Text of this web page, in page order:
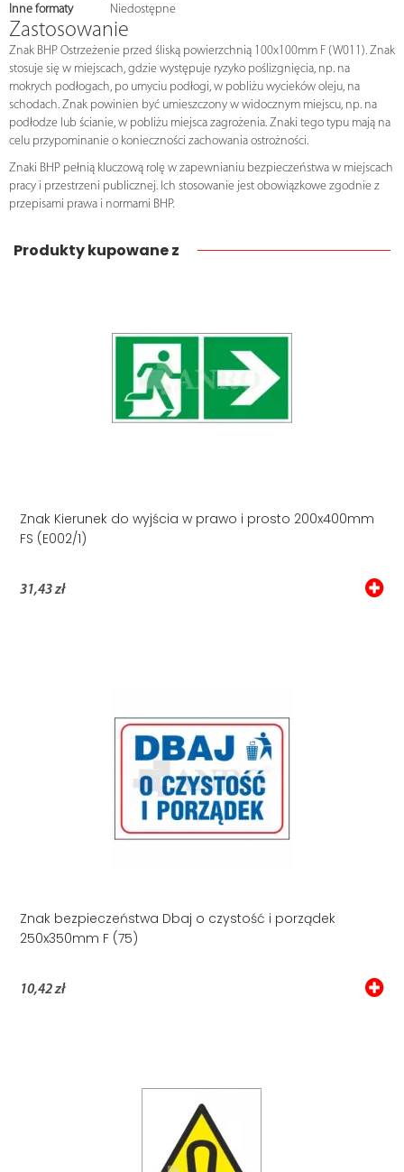
Inne formaty
Niedostępne
Zastosowanie
Znak BHP Ostrzeżenie przed śliską powierzchnią 100x100mm F (W011). Znak
stosuje się w miejscach, gdzie występuje ryzyko poślizgnięcia, np. na
mokrych podłogach, po umyciu podłogi, w pobliżu wycieków oleju, na
schodach. Znak powinien być umieszczony w widocznym miejscu, np. na
podłodze lub ścianie, w pobliżu miejsca zagrożenia. Znaki tego typu mają na
celu przypominanie o konieczności zachowania ostrożności.
Znaki BHP pełnią kluczową rolę w zapewnianiu bezpieczeństwa w miejscach
pracy i przestrzeni publicznej. Ich stosowanie jest obowiązkowe zgodnie z
przepisami prawa i normami BHP.
Produkty kupowane z
Znak Kierunek do wyjścia w prawo i prosto 200x400mm
FS (E002/1)
31,43 zł
Znak bezpieczeństwa Dbaj o czystość i porządek
250x350mm F (75)
10,42 zł